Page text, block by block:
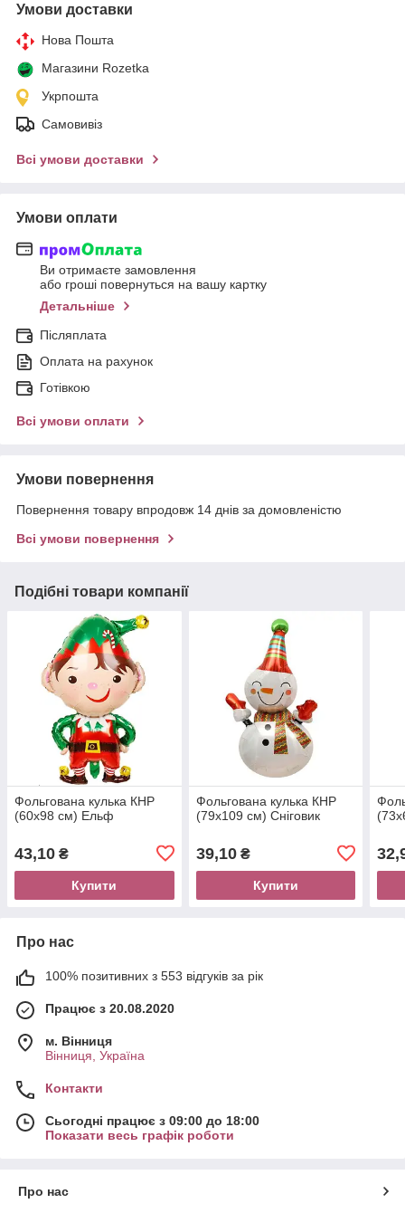
Умови доставки
Нова Пошта
Магазини Rozetka
Укрпошта
Самовивіз
Всі умови доставки
Умови оплати
Ви отримаєте замовлення
або гроші повернуться на вашу картку
Детальніше
Післяплата
Оплата на рахунок
Готівкою
Всі умови оплати
Умови повернення
Повернення товару впродовж 14 днів за домовленістю
Всі умови повернення
Подібні товари компанії
Фольгована кулька КНР
(60х98 см) Ельф
43,10 ₴
Купити
Фольгована кулька КНР
(79х109 см) Сніговик
39,10₴
Купити
Про нас
100% позитивних з 553 відгуків за рік
Працює з 20.08.2020
м. Вінниця
Вінниця, Україна
Контакти
Сьогодні працює з 09:00 до 18:00
Показати весь графік роботи
Про нас